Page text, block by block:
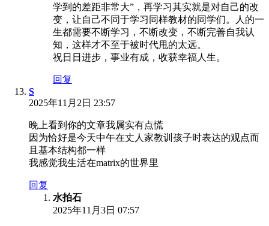
学到的差距非常大”，再学习其实就是对自己的改
变，让自己不同于学习同样教材的同学们。人的一
生都需要不断学习，不断改变，不断完善自我认
知，这样才不至于被时代甩的太远。
祝日日进步，事业有成，收获幸福人生。
回复
S
2025年11月2日 23:57
晚上看到你的文章我属实有点慌
因为恰好是今天中午在丈人家教训孩子时表达的观点而
且基本结构都一样
我感觉我生活在matrix的世界里
回复
水拍石
2025年11月3日 07:57